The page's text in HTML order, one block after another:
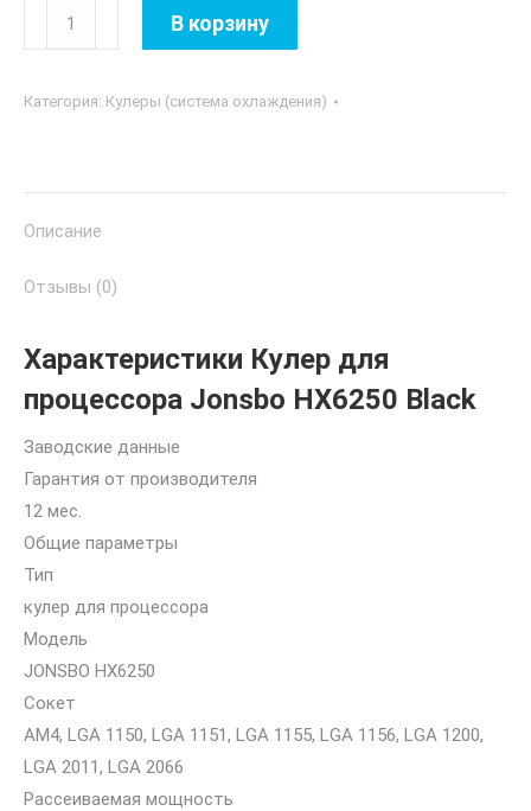
Количество
товара
HX6250
В корзину
Категория: Кулеры (система охлаждения)
Описание
Отзывы (0)
Характеристики Кулер для
процессора Jonsbo HX6250 Black
Заводские данные
Гарантия от производителя
12 мес.
Общие параметры
Тип
кулер для процессора
Модель
JONSBO HX6250
Сокет
AM4, LGA 1150, LGA 1151, LGA 1155, LGA 1156, LGA 1200,
LGA 2011, LGA 2066
Рассеиваемая мощность